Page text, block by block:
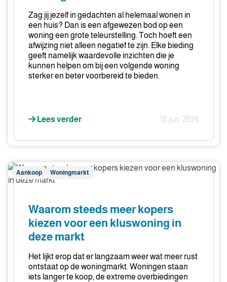
afgewezen
biedingen?
Zag jij jezelf in gedachten al helemaal wonen in
een huis? Dan is een afgewezen bod op een
woning een grote teleurstelling. Toch hoeft een
afwijzing niet alleen negatief te zijn. Elke bieding
geeft namelijk waardevolle inzichten die je
kunnen helpen om bij een volgende woning
sterker en beter voorbereid te bieden.
Lees verder 18 jun. 2026
Waarom
steeds
kopers
kiezen
kluswoning
Aankoop Woningmarkt
Waarom steeds meer kopers
kiezen voor een kluswoning in
deze markt
Het lijkt erop dat er langzaam weer wat meer rust
ontstaat op de woningmarkt. Woningen staan
iets langer te koop, de extreme overbiedingen